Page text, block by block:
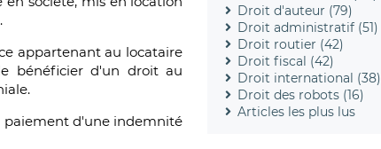
appartenant au locataire
bénéficier d'un droit au
paiement d'une indemnité
Droit d'auteur (79)
Droit administratif (51)
Droit routier (42)
Droit fiscal (42)
Droit international (38)
Droit des robots (16)
Articles les plus lus